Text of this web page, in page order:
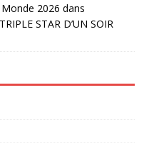
2026 dans
STAR D’UN SOIR